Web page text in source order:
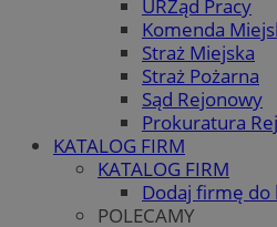
URZąd Pracy
Komenda
Straż Miejska
Straż Pożarna
Sąd Rejonowy
Prokuratura
KATALOG FIRM
KATALOG FIRM
Dodaj firmę do
POLECAMY